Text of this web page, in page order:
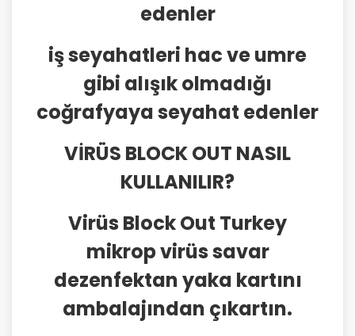
edenler
iş seyahatleri hac ve umre
gibi alışık olmadığı
coğrafyaya seyahat edenler
VİRÜS BLOCK OUT NASIL
KULLANILIR?
Virüs Block Out Turkey
mikrop virüs savar
dezenfektan yaka kartını
ambalajından çıkartın.